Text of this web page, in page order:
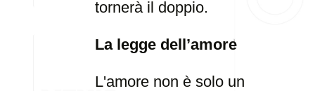
tornerà il doppio.
La legge dell’amore
L'amore non è solo un